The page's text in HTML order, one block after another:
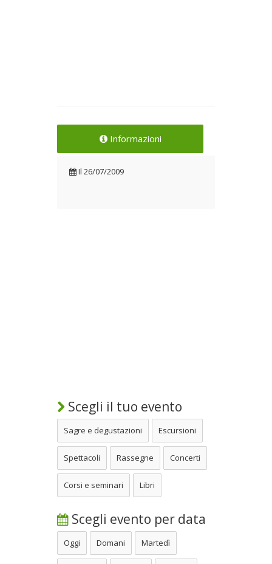
Informazioni
Il 26/07/2009
Scegli il tuo evento
Sagre e degustazioni Escursioni
Spettacoli Rassegne Concerti
Corsi e seminari Libri
Scegli evento per data
Oggi Domani Martedì